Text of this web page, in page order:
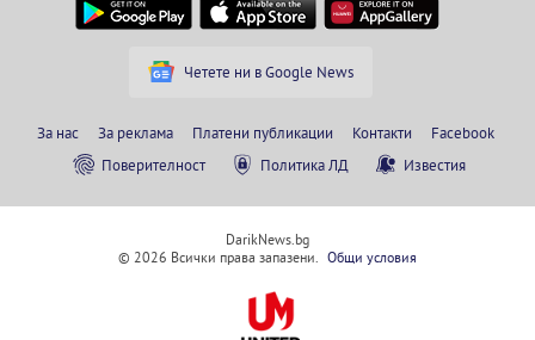
Четете ни в Google News
За нас За реклама Платени публикации Контакти
Facebook
Поверителност
Политика ЛД Известия
DarikNews.bg
© 2026 Всички права запазени.
Общи условия